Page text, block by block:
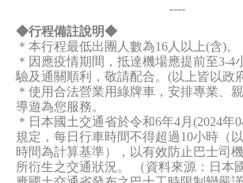
----
◆行程備註說明◆
＊本行程最低出團人數為16人以上(含)。
＊因應疫情期間，抵達機場應提前至3-4
驗及通關順利，敬請配合。(以上皆以政
＊使用合法營業用綠牌車，安排專業、
導遊為您服務。
＊日本國土交通省於令和6年4月(2024年
規定，每日行車時間不得超過10小時（
時間為計算基準），以有效防止巴士司
所衍生之交通狀況。 （資料來源：日本